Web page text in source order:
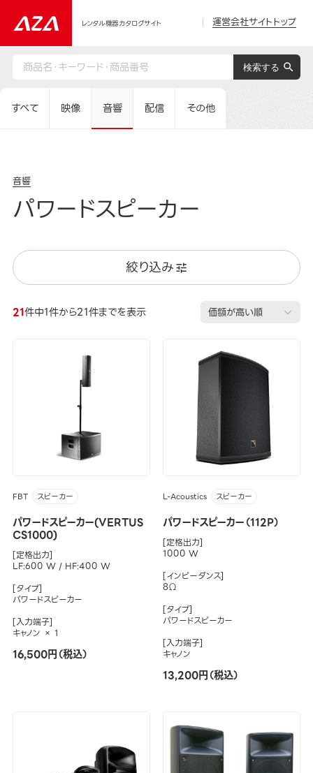
レンタル機器カタログサイト 運営会社サイトトップ
すべて 映像 音響 配信 その他
音響
パワードスピーカー
絞り込み
21件中1件から21件までを表示
FBT スピーカー
パワードスピーカー(VERTUS
CS1000)
[定格出力]
LF:600 W / HF:400 W
[タイプ]
パワードスピーカー
[入力端子]
キャノン × 1
16,500円（税込）
L-Acoustics スピーカー
パワードスピーカー（112P）
[定格出力]
1000 W
[インピーダンス]
8Ω
[タイプ]
パワードスピーカー
[入力端子]
キャノン
13,200円（税込）